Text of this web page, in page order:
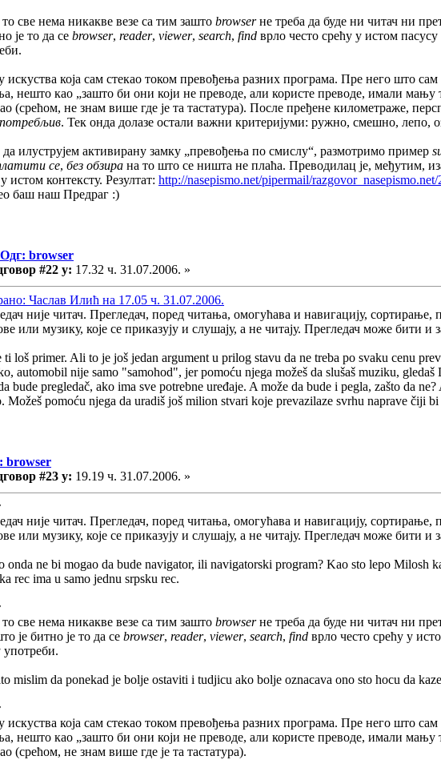
све нема никакве везе са тим зашто browserне треба да буде ни читач ни
је то да се browser, reader, viewer, search, find врло често срећу у истом
искуства која сам стекао током превођења разних програма. Пре него што
нешто као „зашто би они који не преводе, али користе преводе, имали мању
(срећом, не знам више где је та тастатура). После пређене километраже,
. Тек онда долазе остали важни критеријуми: ружно, смешно, лепо,
илуструјем активирану замку „превођења по смислу“, размотримо пример
се, без обзира на то што се ништа не плаћа. Преводилац је, међутим,
истом контексту. Резултат: http://nasepismo.net/pipermail/
баш наш Предраг :)
browser
#22 у: 17.32 ч. 31.07.2006. »
Часлав Илић на 17.05 ч. 31.07.2006.
није читач. Прегледач, поред читања, омогућава и навигацију,
или музику, које се приказују и слушају, а не читају. Прегледач може бити и
ti loš primer. Ali to je još jedan argument u prilog stavu da ne treba po svaku cenu
automobil nije samo "samohod", jer pomoću njega možeš da slušaš muziku,
bude pregledač, ako ima sve potrebne uređaje. A može da bude i pegla, zašto da
Možeš pomoću njega da uradiš još milion stvari koje prevazilaze svrhu naprave čiji
browser
#23 у: 19.19 ч. 31.07.2006. »
није читач. Прегледач, поред читања, омогућава и навигацију,
или музику, које се приказују и слушају, а не читају. Прегледач може бити и
onda ne bi mogao da bude navigator, ili navigatorski program? Kao sto lepo Milosh
rec ima u samo jednu srpsku rec.
све нема никакве везе са тим зашто browserне треба да буде ни читач ни
је битно је то да се browser, reader, viewer, search, find врло често срећу у
употреби.
mislim da ponekad je bolje ostaviti i tudjicu ako bolje oznacava ono sto hocu da
искуства која сам стекао током превођења разних програма. Пре него што
нешто као „зашто би они који не преводе, али користе преводе, имали мању
(срећом, не знам више где је та тастатура).